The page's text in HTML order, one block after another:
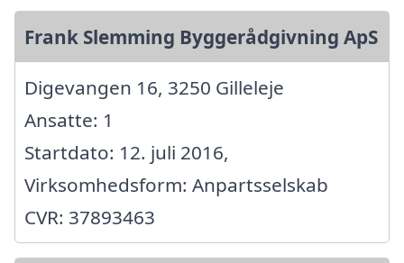
Frank Slemming Byggerådgivning ApS
Digevangen 16, 3250 Gilleleje
Ansatte: 1
Startdato: 12. juli 2016,
Virksomhedsform: Anpartsselskab
CVR: 37893463